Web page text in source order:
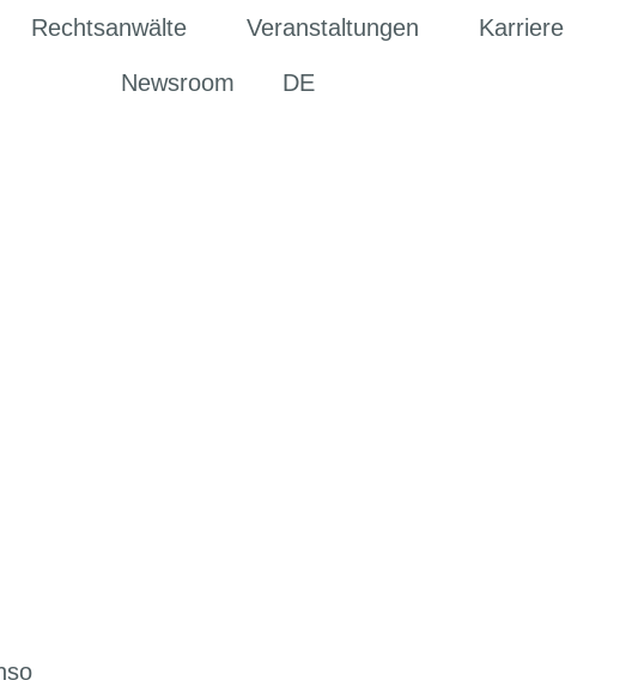
Rechtsanwälte Veranstaltungen Karriere
Newsroom DE